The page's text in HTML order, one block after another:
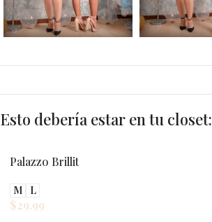
Esto debería estar en tu closet:
Palazzo Brillit
M L
$29.99